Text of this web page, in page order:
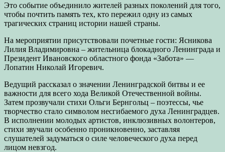
Это событие объединило жителей разных поколений для того,
чтобы почтить память тех, кто пережил одну из самых
трагических страниц истории нашей страны.
На мероприятии присутствовали почетные гости: Ясникова
Лилия Владимировна – жительница блокадного Ленинграда и
Президент Ивановского областного фонда «Забота» —
Лопатин Николай Игоревич.
Ведущий рассказал о значении Ленинградской битвы и ее
важности для всего хода Великой Отечественной войны.
Затем прозвучали стихи Ольги Бернгольц – поэтессы, чье
творчество стало символом несгибаемого духа Ленинградцев.
В исполнении молодых артистов, инклюзивных волонтеров,
стихи звучали особенно проникновенно, заставляя
слушателей задуматься о силе человеческого духа перед
лицом невзгод.